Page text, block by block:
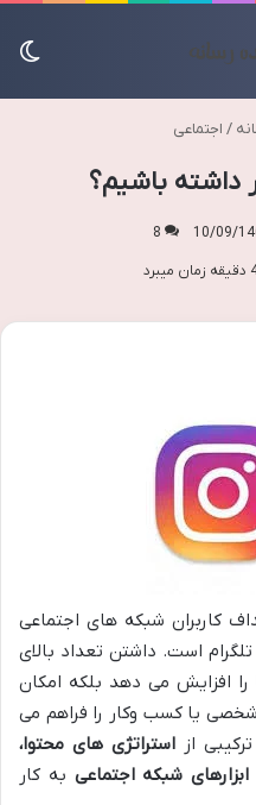
/ اجتماعی
داشته باشیم؟
8
کاربران شبکه های اجتماعی
تلگرام است. داشتن تعداد بالای
را افزایش می دهد بلکه امکان
شخصی یا کسب وکار را فراهم می
از استراتژی های محتوا،
شبکه اجتماعی به کار